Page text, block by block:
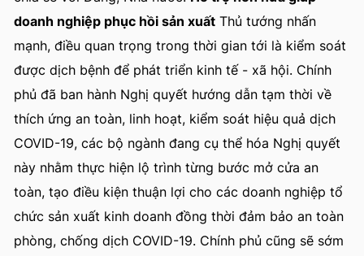
doanh nghiệp phục hồi sản xuất Thủ tướng nhấn
mạnh, điều quan trọng trong thời gian tới là kiểm soát
được dịch bệnh để phát triển kinh tế - xã hội. Chính
phủ đã ban hành Nghị quyết hướng dẫn tạm thời về
thích ứng an toàn, linh hoạt, kiểm soát hiệu quả dịch
COVID-19, các bộ ngành đang cụ thể hóa Nghị quyết
này nhằm thực hiện lộ trình từng bước mở cửa an
toàn, tạo điều kiện thuận lợi cho các doanh nghiệp tổ
chức sản xuất kinh doanh đồng thời đảm bảo an toàn
phòng, chống dịch COVID-19. Chính phủ cũng sẽ sớm